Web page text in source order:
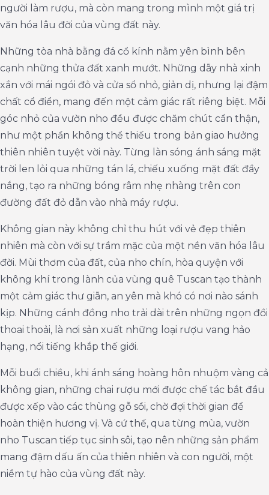
người làm rượu, mà còn mang trong mình một giá trị
văn hóa lâu đời của vùng đất này.
Những tòa nhà bằng đá cổ kính nằm yên bình bên
cạnh những thửa đất xanh mướt. Những dãy nhà xinh
xắn với mái ngói đỏ và cửa sổ nhỏ, giản dị, nhưng lại đậm
chất cổ điển, mang đến một cảm giác rất riêng biệt. Mỗi
góc nhỏ của vườn nho đều được chăm chút cẩn thận,
như một phần không thể thiếu trong bản giao hưởng
thiên nhiên tuyệt vời này. Từng làn sóng ánh sáng mặt
trời len lỏi qua những tán lá, chiếu xuống mặt đất đầy
nắng, tạo ra những bóng râm nhẹ nhàng trên con
đường đất đỏ dẫn vào nhà máy rượu.
Không gian này không chỉ thu hút với vẻ đẹp thiên
nhiên mà còn với sự trầm mặc của một nền văn hóa lâu
đời. Mùi thơm của đất, của nho chín, hòa quyện với
không khí trong lành của vùng quê Tuscan tạo thành
một cảm giác thư giãn, an yên mà khó có nơi nào sánh
kịp. Những cánh đồng nho trải dài trên những ngọn đồi
thoai thoải, là nơi sản xuất những loại rượu vang hảo
hạng, nổi tiếng khắp thế giới.
Mỗi buổi chiều, khi ánh sáng hoàng hôn nhuộm vàng cả
không gian, những chai rượu mới được chế tác bắt đầu
được xếp vào các thùng gỗ sồi, chờ đợi thời gian để
hoàn thiện hương vị. Và cứ thế, qua từng mùa, vườn
nho Tuscan tiếp tục sinh sôi, tạo nên những sản phẩm
mang đậm dấu ấn của thiên nhiên và con người, một
niềm tự hào của vùng đất này.